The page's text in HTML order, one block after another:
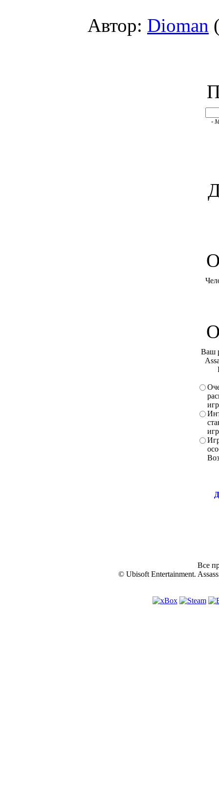
Автор: Dioman
-
Ваш
Все
© Ubisoft Entertainment.